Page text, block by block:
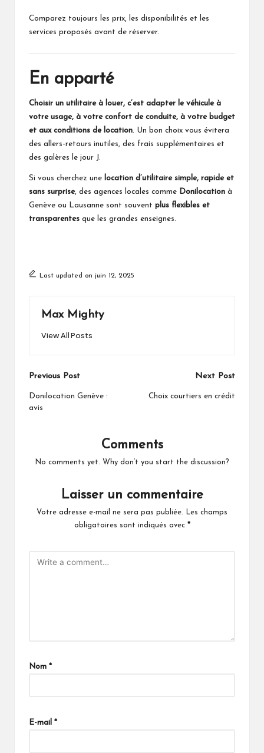
Comparez toujours les prix, les disponibilités et les
services proposés avant de réserver.
En apparté
Choisir un utilitaire à louer, c’est adapter le véhicule à
votre usage, à votre confort de conduite, à votre budget
et aux conditions de location. Un bon choix vous évitera
des allers-retours inutiles, des frais supplémentaires et
des galères le jour J.
Si vous cherchez une location d’utilitaire simple, rapide et
sans surprise, des agences locales comme Donilocation à
Genève ou Lausanne sont souvent plus flexibles et
transparentes que les grandes enseignes.
Last updated on juin 12, 2025
Max Mighty
View All Posts
Post
navigation
Previous Post
Donilocation Genève :
avis
Next Post
Choix courtiers en crédit
Comments
No comments yet. Why don’t you start the discussion?
Laisser un commentaire
Votre adresse e-mail ne sera pas publiée.
Les champs
obligatoires sont indiqués avec *
Nom *
E-mail *
lt